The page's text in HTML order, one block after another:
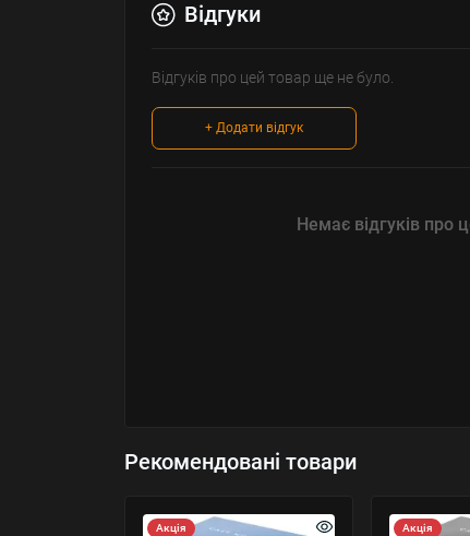
Відгуки
Відгуків про цей товар ще не було.
+ Додати відгук
Немає відгуків про
Рекомендовані товари
Акція Акція